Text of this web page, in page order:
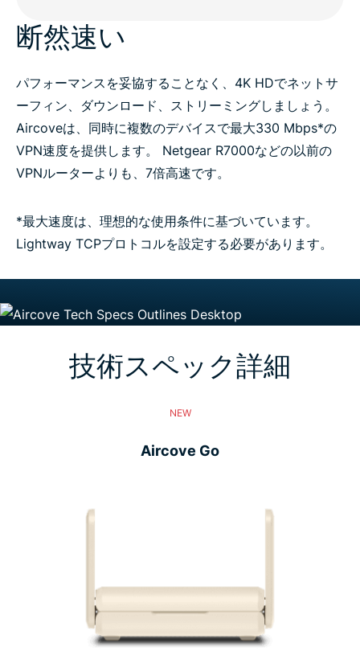
断然速い
パフォーマンスを妥協することなく、4K HDでネットサ
ーフィン、ダウンロード、ストリーミングしましょう。
Aircoveは、同時に複数のデバイスで最大330 Mbps*の
VPN速度を提供します。 Netgear R7000などの以前の
VPNルーターよりも、7倍高速です。
*最大速度は、理想的な使用条件に基づいています。
Lightway TCPプロトコルを設定する必要があります。
技術スペック詳細
NEW
Aircove Go